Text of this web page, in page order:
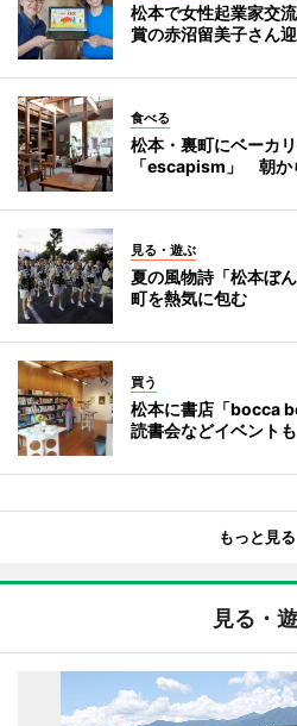
松本で女性起業家交
賞の赤沼留美子さん迎
食べる
松本・裏町にベーカ
「escapism」 朝か
見る・遊ぶ
夏の風物詩「松本ぼ
町を熱気に包む
買う
松本に書店「bocca
読書会などイベントも
もっと見る
見る・